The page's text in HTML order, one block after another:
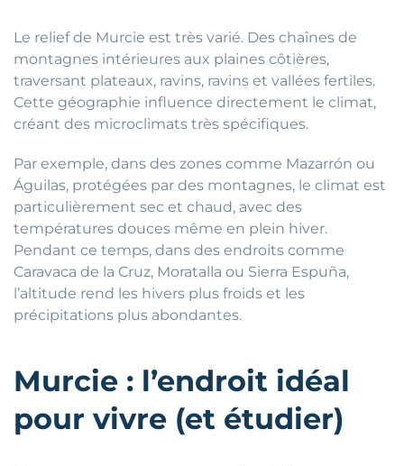
Le relief de Murcie est très varié. Des chaînes de
montagnes intérieures aux plaines côtières,
traversant plateaux, ravins, ravins et vallées fertiles.
Cette géographie influence directement le climat,
créant des microclimats très spécifiques.
Par exemple, dans des zones comme Mazarrón ou
Águilas, protégées par des montagnes, le climat est
particulièrement sec et chaud, avec des
températures douces même en plein hiver.
Pendant ce temps, dans des endroits comme
Caravaca de la Cruz, Moratalla ou Sierra Espuña,
l’altitude rend les hivers plus froids et les
précipitations plus abondantes.
Murcie : l’endroit idéal
pour vivre (et étudier)